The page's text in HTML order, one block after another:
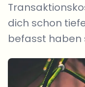
dich schon
befasst haben